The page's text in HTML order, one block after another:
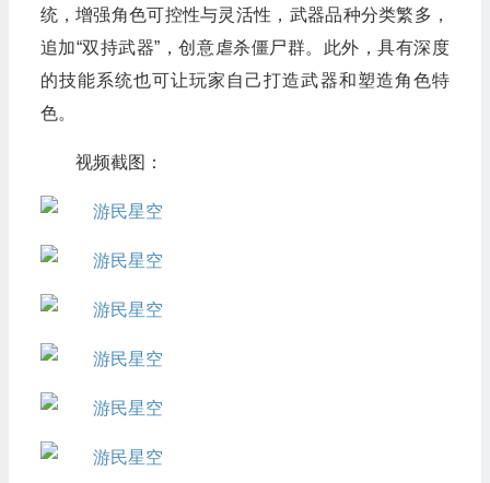
统，增强角色可控性与灵活性，武器品种分类繁多，
追加“双持武器”，创意虐杀僵尸群。此外，具有深度
的技能系统也可让玩家自己打造武器和塑造角色特
色。
视频截图：